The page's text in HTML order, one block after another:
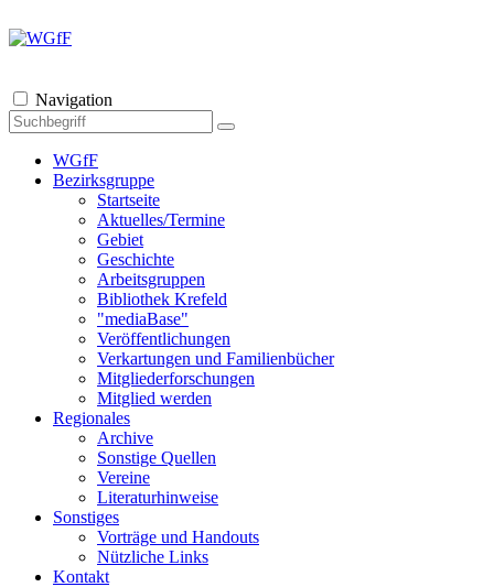
Navigation
WGfF
Bezirksgruppe
Startseite
Aktuelles/Termine
Gebiet
Geschichte
Arbeitsgruppen
Bibliothek Krefeld
"mediaBase"
Veröffentlichungen
Verkartungen und Familienbücher
Mitgliederforschungen
Mitglied werden
Regionales
Archive
Sonstige Quellen
Vereine
Literaturhinweise
Sonstiges
Vorträge und Handouts
Nützliche Links
Kontakt